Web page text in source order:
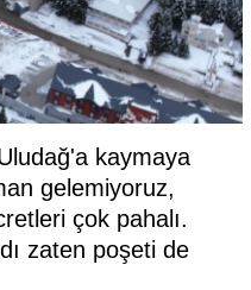
kaymaya
gelemiyoruz,
çok pahalı.
zaten poşeti de